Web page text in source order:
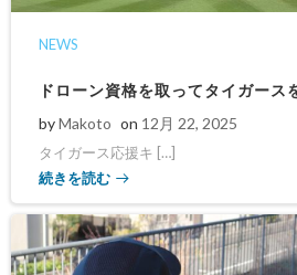
NEWS
ドローン資格を取ってタイガース
byMakoto on 12月 22, 2025
タイガース応援キ […]
続きを読む